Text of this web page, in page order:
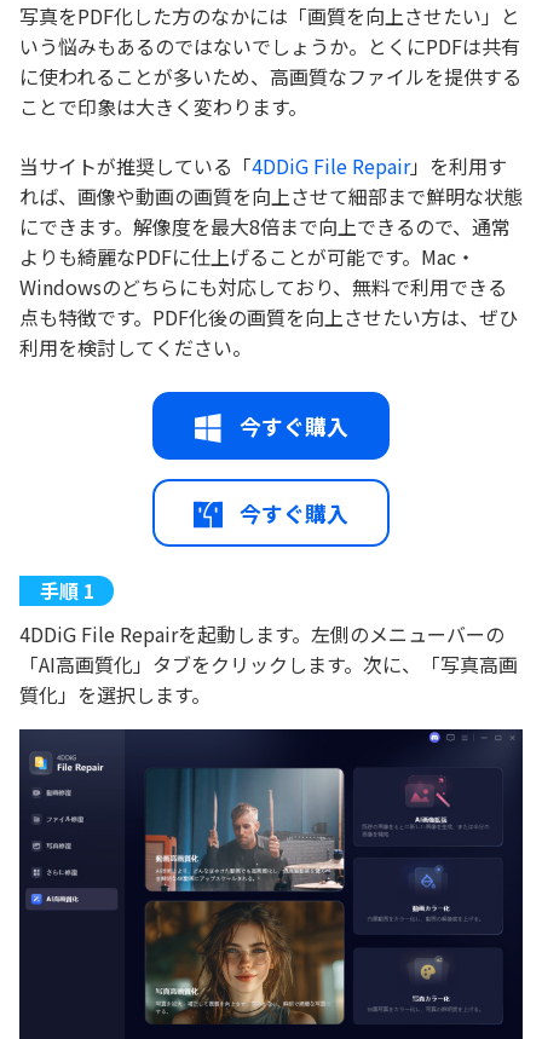
写真をPDF化した方のなかには「画質を向上させたい」と
いう悩みもあるのではないでしょうか。とくにPDFは共有
に使われることが多いため、高画質なファイルを提供する
ことで印象は大きく変わります。
当サイトが推奨している「4DDiG File Repair」を利用す
れば、画像や動画の画質を向上させて細部まで鮮明な状態
にできます。解像度を最大8倍まで向上できるので、通常
よりも綺麗なPDFに仕上げることが可能です。Mac・
Windowsのどちらにも対応しており、無料で利用できる
点も特徴です。PDF化後の画質を向上させたい方は、ぜひ
利用を検討してください。
今すぐ購入
今すぐ購入
4DDiG File Repairを起動します。左側のメニューバーの
「AI高画質化」タブをクリックします。次に、「写真高画
質化」を選択します。